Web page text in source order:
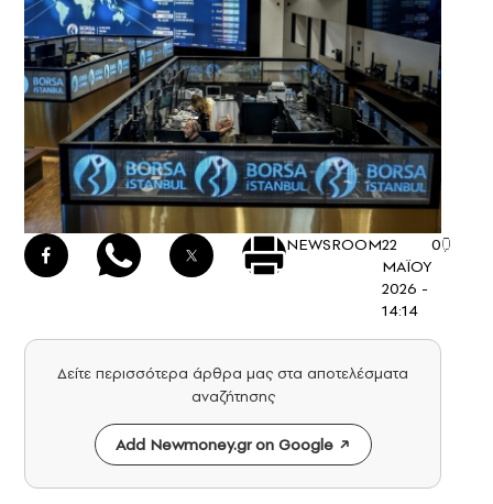
NEWSROOM22
ΜΑΪΟΥ
2026 -
14:14
0
Δείτε περισσότερα άρθρα μας στα αποτελέσματα
αναζήτησης
Add Newmoney.gr on Google